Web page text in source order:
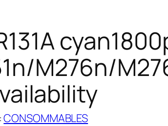
M276n/
CONSOMMABLES